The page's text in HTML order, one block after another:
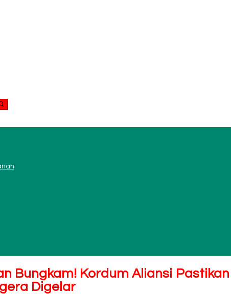
Bungkam! Kordum Aliansi
Digelar